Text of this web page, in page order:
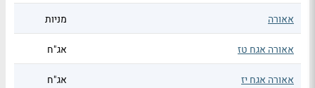
אאורה מניות
אאורה אגח טז אג"ח
אאורה אגח יז אג"ח